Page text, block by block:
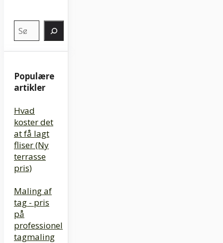
Søg
Populære
artikler
Hvad
koster det
at få lagt
fliser (Ny
terrasse
pris)
Maling af
tag - pris
på
professionel
tagmaling